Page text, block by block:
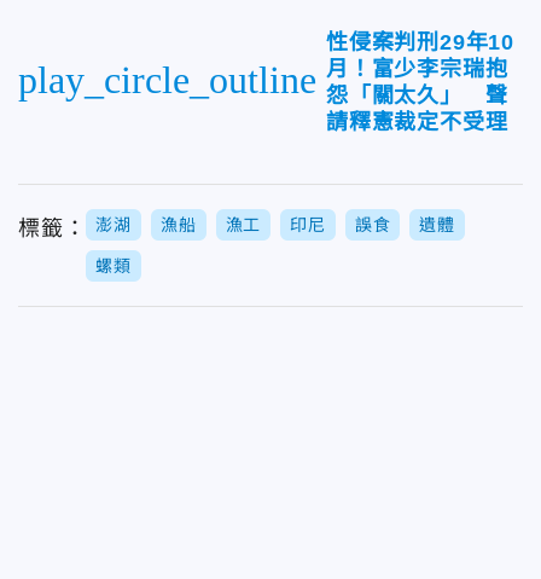
play_circle_outline
性侵案判刑29年10
月！富少李宗瑞抱
怨「關太久」 聲
請釋憲裁定不受理
標籤： 澎湖 漁船 漁工 印尼 誤食 遺體
螺類